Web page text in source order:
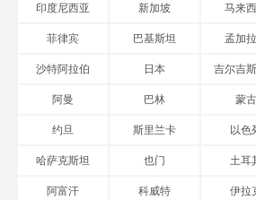
印度尼西亚 新加坡 马来
菲律宾 巴基斯坦 孟加
沙特阿拉伯 日本 吉尔吉
阿曼 巴林 蒙古
约旦 斯里兰卡 以色
哈萨克斯坦 也门 土耳
阿富汗 科威特 伊拉